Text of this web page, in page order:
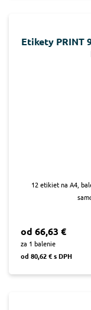
Etikety PRINT
12 etikiet na A4,
od 66,63 €
za 1 balenie
od 80,62 € s DPH